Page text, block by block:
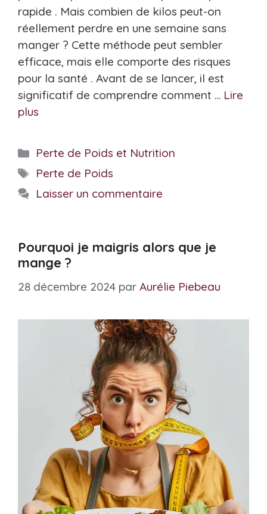
rapide . Mais combien de kilos peut-on
réellement perdre en une semaine sans
manger ? Cette méthode peut sembler
efficace, mais elle comporte des risques
pour la santé . Avant de se lancer, il est
significatif de comprendre comment … Lire
plus
Catégories
Perte de Poids et Nutrition
Étiquettes
Perte de Poids
Laisser un commentaire
Pourquoi je maigris alors que je
mange ?
28 décembre 2024 par Aurélie Piebeau